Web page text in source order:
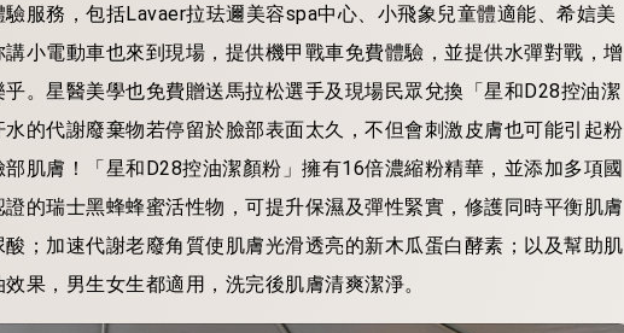
服務，包括Lavaer拉珐邇美容spa中心、小飛象兒童體適能、希娮美
小電動車也來到現場，提供機甲戰車免費體驗，並提供水彈對戰，增
。星醫美學也免費贈送馬拉松選手及現場民眾兌換「星和D28控油潔
水的代謝廢棄物若停留於臉部表面太久，不但會刺激皮膚也可能引起粉
肌膚！「星和D28控油潔顏粉 」擁有16倍濃縮粉精華，並添加多項國
證的瑞士黑蜂蜂蜜活性物，可提升保濕及彈性緊實，修護同時平衡肌膚
；加速代謝老廢角質使肌膚光滑透亮的新木瓜蛋白酵素；以及幫助肌
果，男生女生都適用， 洗完後肌膚清爽潔淨。